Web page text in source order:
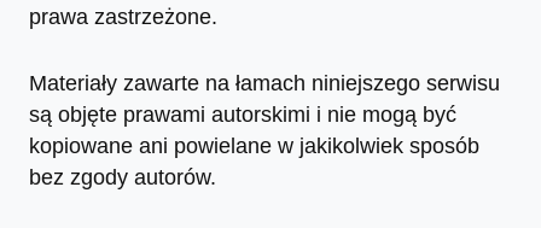
prawa zastrzeżone.
Materiały zawarte na łamach niniejszego serwisu
są objęte prawami autorskimi i nie mogą być
kopiowane ani powielane w jakikolwiek sposób
bez zgody autorów.